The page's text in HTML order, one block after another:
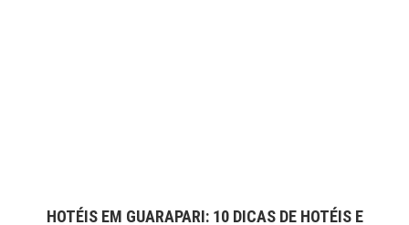
HOTÉIS EM GUARAPARI: 10 DICAS DE HOTÉIS E